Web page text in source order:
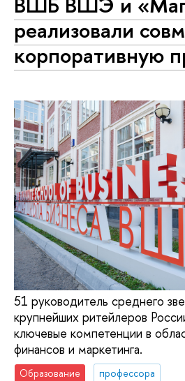
реализовали
корпоративную
51 руководитель среднего
крупнейших ритейлеров
ключевые компетенции в
финансов и маркетинга.
Образование
профессора